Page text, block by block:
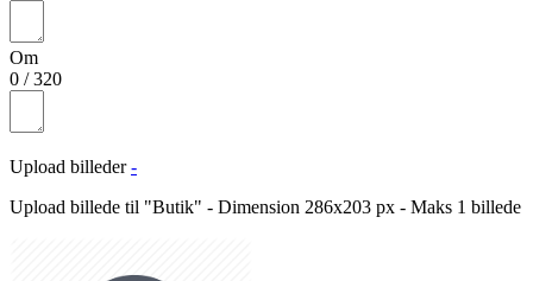
Om
0 /320
Upload billeder -
Upload billede til "Butik" - Dimension 286x203 px - Maks 1 billede